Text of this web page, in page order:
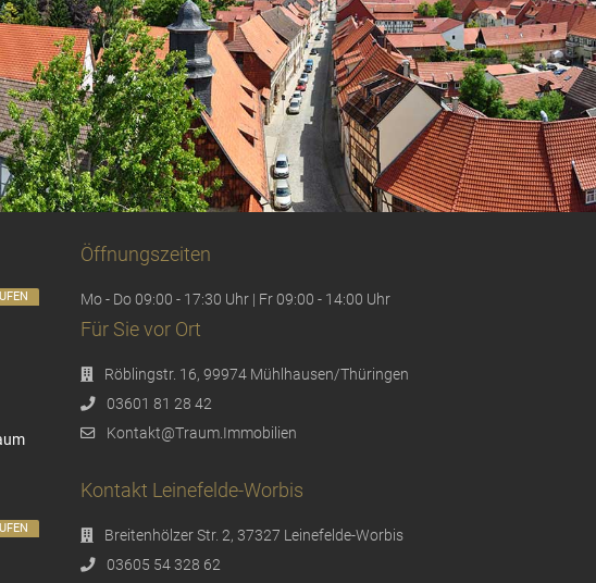
Öffnungszeiten
Mo - Do 09:00 - 17:30 Uhr | Fr 09:00 - 14:00 Uhr
Für Sie vor Ort
Röblingstr. 16, 99974 Mühlhausen/Thüringen
03601 81 28 42
Kontakt@Traum.Immobilien
Kontakt Leinefelde-Worbis
Breitenhölzer Str. 2, 37327 Leinefelde-Worbis
03605 54 328 62